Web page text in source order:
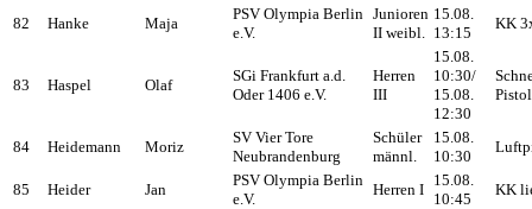
82 Hanke Maja
PSV Olympia Berlin
e.V.
Junioren
II weibl.
15.08.
13:15
KK
83 Haspel Olaf
SGi Frankfurt a.d.
Oder 1406 e.V.
Herren
III
15.08.
10:30/
15.08.
12:30
84 Heidemann Moriz
SV Vier Tore
Neubrandenburg
Schüler
männl.
15.08.
10:30
85 Heider Jan
PSV Olympia Berlin
e.V.
Herren I
15.08.
10:45
KK